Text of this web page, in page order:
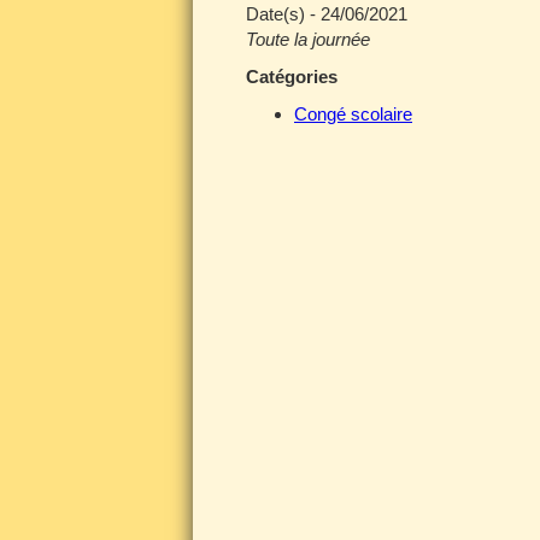
Date(s) - 24/06/2021
Toute la journée
Catégories
Congé scolaire